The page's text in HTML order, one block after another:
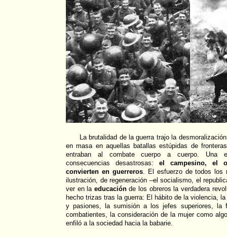
La brutalidad de la guerra trajo la
en masa en aquellas batallas estúpidas de
entraban al combate cuerpo a cuerpo. Una
consecuencias desastrosas: el campesino, el
convierten en guerreros. El esfuerzo de todos los
ilustración, de regeneración –el socialismo, el
ver en la educaciónde los obreros la verdadera
hecho trizas tras la guerra: El hábito de la violencia,
y pasiones, la sumisión a los jefes superiores, la
combatientes, la consideración de la mujer como
enfiló a la sociedad hacia la babarie.